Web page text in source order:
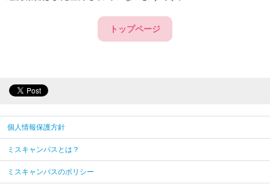
トップページ
個人情報保護方針
ミスキャンパスとは？
ミスキャンパスのポリシー